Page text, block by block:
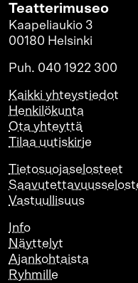
Teatterimuseo
Kaapeliaukio 3
00180 Helsinki
Puh. 040 1922 300
Kaikki yhteystiedot
Henkilökunta
Ota yhteyttä
Tilaa uutiskirje
Tietosuojaselosteet
Vastuullisuus
Info
Näyttelyt
Ajankohtaista
Ryhmille